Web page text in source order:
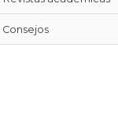
Consejos